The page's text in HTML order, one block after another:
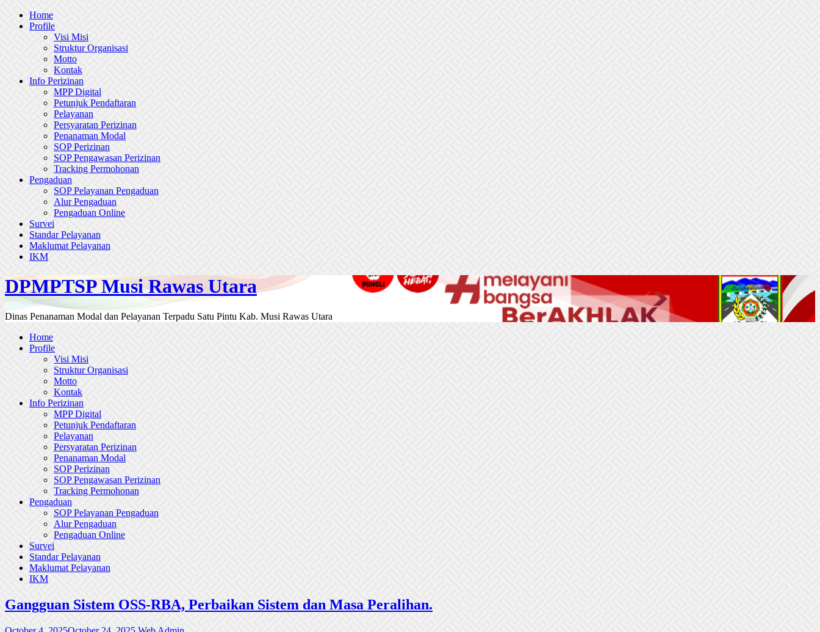
Skip
Home
Profile
Visi Misi
Struktur Organisasi
Motto
Kontak
Info Perizinan
MPP Digital
Petunjuk Pendaftaran
Pelayanan
Persyaratan Perizinan
Penanaman Modal
SOP Perizinan
SOP Pengawasan Perizinan
Tracking Permohonan
Pengaduan
SOP Pelayanan Pengaduan
Alur Pengaduan
Pengaduan Online
Survei
Standar Pelayanan
Maklumat Pelayanan
IKM
DPMPTSP Musi Rawas Utara
Dinas Penanaman Modal dan Pelayanan Terpadu Satu Pintu Kab. Musi Rawas Utara
Home
Profile
Visi Misi
Struktur Organisasi
Motto
Kontak
Info Perizinan
MPP Digital
Petunjuk Pendaftaran
Pelayanan
Persyaratan Perizinan
Penanaman Modal
SOP Perizinan
SOP Pengawasan Perizinan
Tracking Permohonan
Pengaduan
SOP Pelayanan Pengaduan
Alur Pengaduan
Pengaduan Online
Survei
Standar Pelayanan
Maklumat Pelayanan
IKM
Gangguan Sistem OSS-RBA, Perbaikan Sistem dan Masa Peralihan.